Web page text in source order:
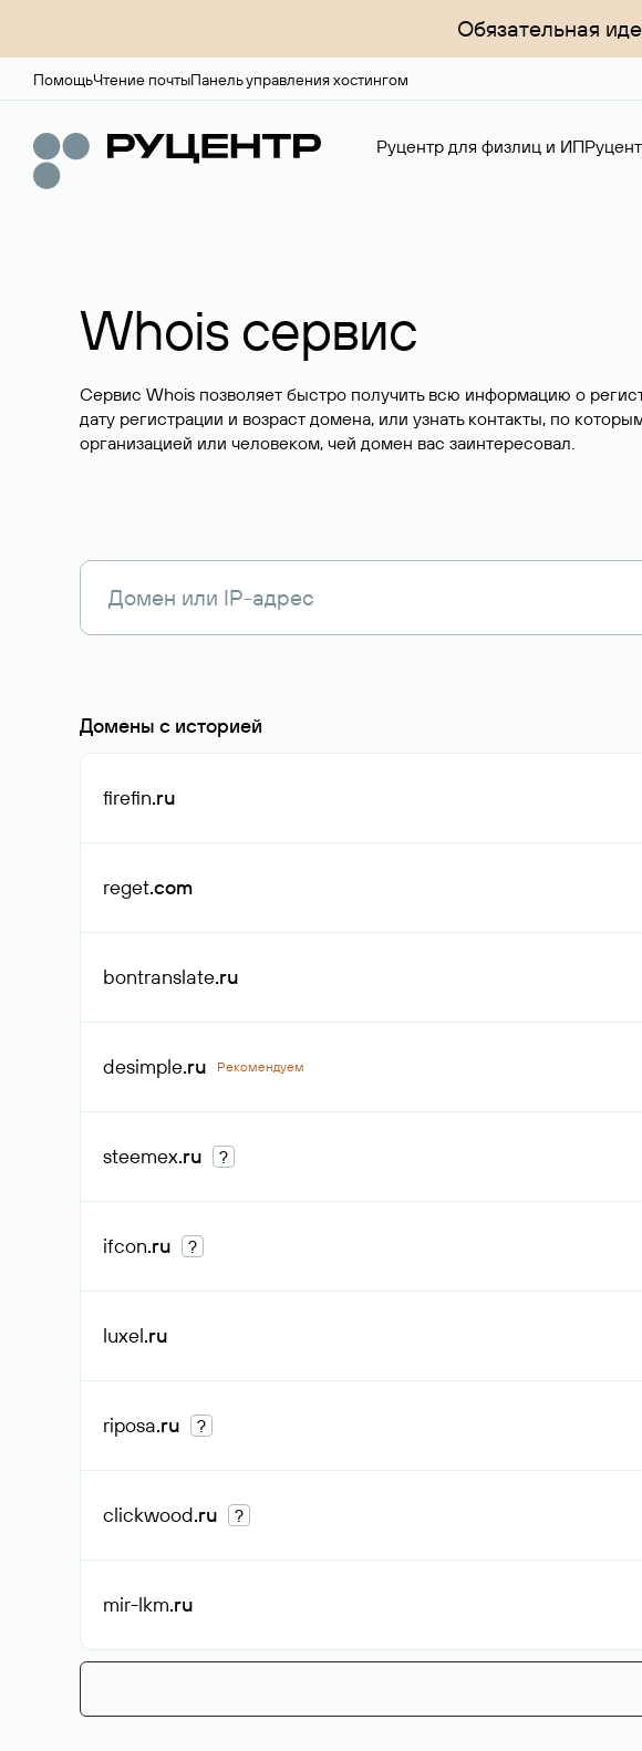
Обязательная
ПомощьЧтение почтыПанель управления хостингом
Руцентр для физлиц и ИП
Whois сервис
Сервис Whois позволяет быстро получить всю информацию о
дату регистрации и возраст домена, или узнать контакты, по
организацией или человеком, чей домен вас заинтересовал.
Домены с историей
firefin.ru
reget.com
bontranslate.ru
desimple.ru Рекомендуем
steemex.ru ?
ifcon.ru ?
luxel.ru
riposa.ru ?
clickwood.ru ?
mir-lkm.ru